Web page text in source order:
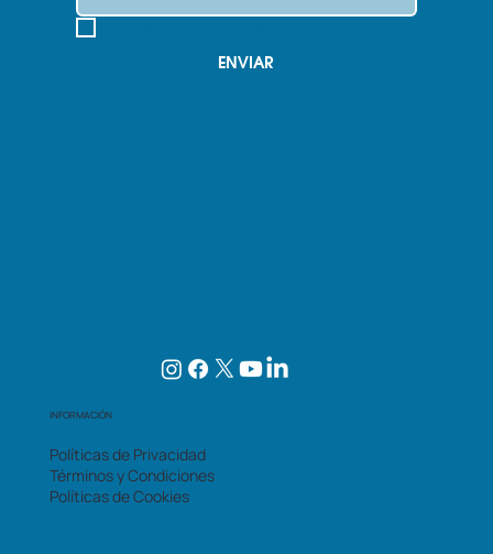
ENVIAR
INFORMACIÓN
Políticas de Privacidad
Términos y Condiciones
Políticas de Cookies